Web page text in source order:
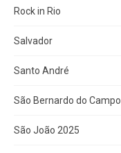
Rock in Rio
Salvador
Santo André
São Bernardo do Campo
São João 2025